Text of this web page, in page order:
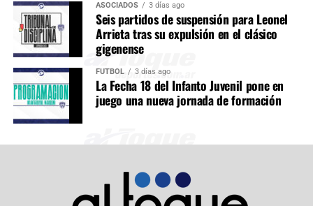
ASOCIADOS 3 días ago
Seis partidos de suspensión para Leonel
Arrieta tras su expulsión en el clásico
gigenense
FÚTBOL 3 días ago
La Fecha 18 del Infanto Juvenil pone en
juego una nueva jornada de formación